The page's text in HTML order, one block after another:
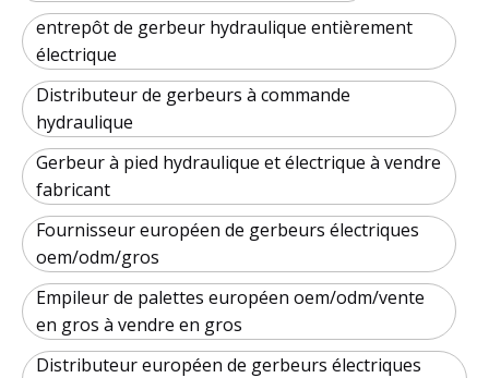
entrepôt de gerbeur hydraulique entièrement
électrique
Distributeur de gerbeurs à commande
hydraulique
Gerbeur à pied hydraulique et électrique à vendre
fabricant
Fournisseur européen de gerbeurs électriques
oem/odm/gros
Empileur de palettes européen oem/odm/vente
en gros à vendre en gros
Distributeur européen de gerbeurs électriques